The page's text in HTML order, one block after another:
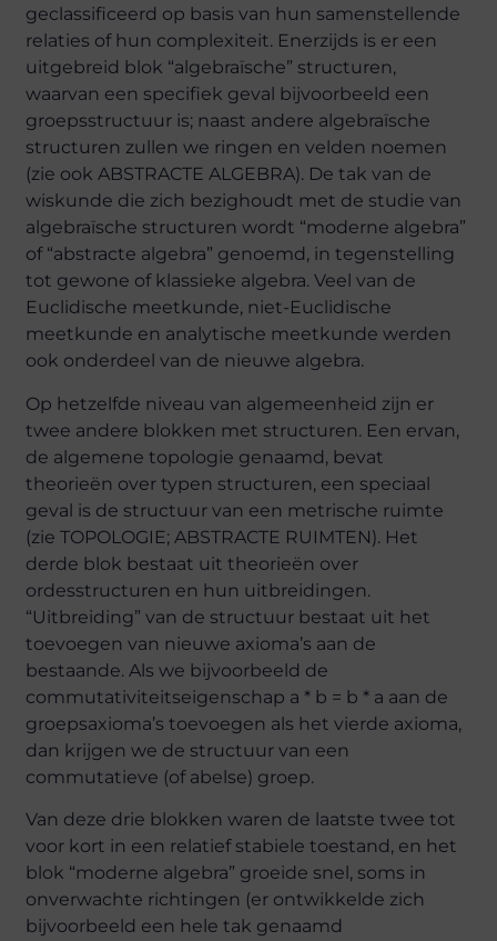
geclassificeerd op basis van hun samenstellende
relaties of hun complexiteit. Enerzijds is er een
uitgebreid blok “algebraïsche” structuren,
waarvan een specifiek geval bijvoorbeeld een
groepsstructuur is; naast andere algebraïsche
structuren zullen we ringen en velden noemen
(zie ook ABSTRACTE ALGEBRA). De tak van de
wiskunde die zich bezighoudt met de studie van
algebraïsche structuren wordt “moderne algebra”
of “abstracte algebra” genoemd, in tegenstelling
tot gewone of klassieke algebra. Veel van de
Euclidische meetkunde, niet-Euclidische
meetkunde en analytische meetkunde werden
ook onderdeel van de nieuwe algebra.
Op hetzelfde niveau van algemeenheid zijn er
twee andere blokken met structuren. Een ervan,
de algemene topologie genaamd, bevat
theorieën over typen structuren, een speciaal
geval is de structuur van een metrische ruimte
(zie TOPOLOGIE; ABSTRACTE RUIMTEN). Het
derde blok bestaat uit theorieën over
ordesstructuren en hun uitbreidingen.
“Uitbreiding” van de structuur bestaat uit het
toevoegen van nieuwe axioma’s aan de
bestaande. Als we bijvoorbeeld de
commutativiteitseigenschap a * b = b * a aan de
groepsaxioma’s toevoegen als het vierde axioma,
dan krijgen we de structuur van een
commutatieve (of abelse) groep.
Van deze drie blokken waren de laatste twee tot
voor kort in een relatief stabiele toestand, en het
blok “moderne algebra” groeide snel, soms in
onverwachte richtingen (er ontwikkelde zich
bijvoorbeeld een hele tak genaamd